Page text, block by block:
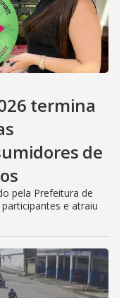
termina
de
pela Prefeitura de
e atraiu